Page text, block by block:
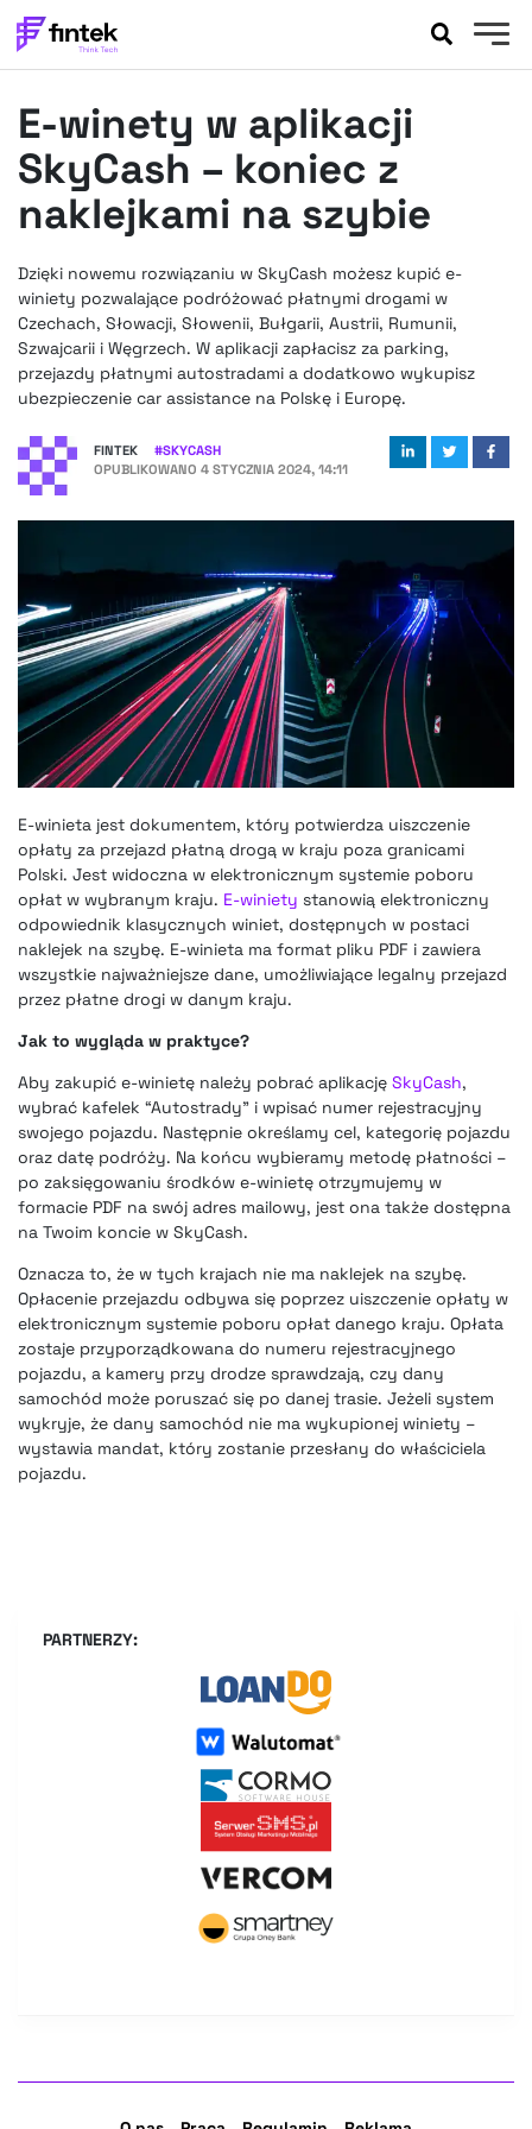
BANKOWOŚĆ
EVENTY
FELIETONY
WYWIADY
PODCASTY
FINTEKEXTRA
OKIEM EKSPERTA
E-winety w aplikacji
SkyCash – koniec z
naklejkami na szybie
Dzięki nowemu rozwiązaniu w SkyCash możesz kupić e-
winiety pozwalające podróżować płatnymi drogami w
Czechach, Słowacji, Słowenii, Bułgarii, Austrii, Rumunii,
Szwajcarii i Węgrzech. W aplikacji zapłacisz za parking,
przejazdy płatnymi autostradami a dodatkowo wykupisz
ubezpieczenie car assistance na Polskę i Europę.
FINTEK #SKYCASH
OPUBLIKOWANO 4 STYCZNIA 2024, 14:11
E-winieta jest dokumentem, który potwierdza uiszczenie
opłaty za przejazd płatną drogą w kraju poza granicami
Polski. Jest widoczna w elektronicznym systemie poboru
opłat w wybranym kraju. E-winiety stanowią elektroniczny
odpowiednik klasycznych winiet, dostępnych w postaci
naklejek na szybę. E-winieta ma format pliku PDF i zawiera
wszystkie najważniejsze dane, umożliwiające legalny przejazd
przez płatne drogi w danym kraju.
Jak to wygląda w praktyce?
Aby zakupić e-winietę należy pobrać aplikację SkyCash,
wybrać kafelek “Autostrady” i wpisać numer rejestracyjny
swojego pojazdu. Następnie określamy cel, kategorię pojazdu
oraz datę podróży. Na końcu wybieramy metodę płatności –
po zaksięgowaniu środków e-winietę otrzymujemy w
formacie PDF na swój adres mailowy, jest ona także dostępna
na Twoim koncie w SkyCash.
Oznacza to, że w tych krajach nie ma naklejek na szybę.
Opłacenie przejazdu odbywa się poprzez uiszczenie opłaty w
elektronicznym systemie poboru opłat danego kraju. Opłata
zostaje przyporządkowana do numeru rejestracyjnego
pojazdu, a kamery przy drodze sprawdzają, czy dany
samochód może poruszać się po danej trasie. Jeżeli system
wykryje, że dany samochód nie ma wykupionej winiety –
wystawia mandat, który zostanie przesłany do właściciela
pojazdu.
PARTNERZY: